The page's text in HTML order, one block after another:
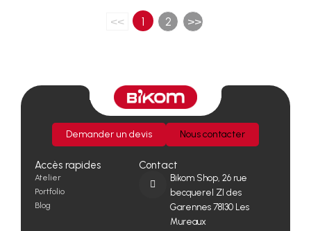
<< 1 2 >>
Demander un devis Nous contacter
Accès rapides
Atelier
Portfolio
Blog
Contact
Bikom Shop, 26 rue
becquerel ZI des
Garennes 78130 Les
Mureaux